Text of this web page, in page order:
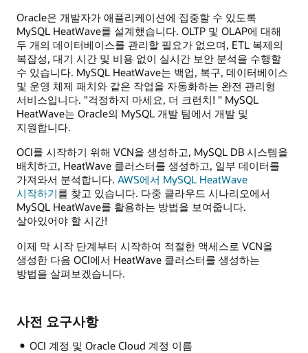
Oracle은 개발자가 애플리케이션에 집중할 수 있도록
MySQL HeatWave를 설계했습니다. OLTP 및 OLAP에 대해
두 개의 데이터베이스를 관리할 필요가 없으며, ETL 복제의
복잡성, 대기 시간 및 비용 없이 실시간 보안 분석을 수행할
수 있습니다. MySQL HeatWave는 백업, 복구, 데이터베이스
및 운영 체제 패치와 같은 작업을 자동화하는 완전 관리형
서비스입니다. "걱정하지 마세요, 더 크런치! " MySQL
HeatWave는 Oracle의 MySQL 개발 팀에서 개발 및
지원합니다.
OCI를 시작하기 위해 VCN을 생성하고, MySQL DB 시스템을
배치하고, HeatWave 클러스터를 생성하고, 일부 데이터를
가져와서 분석합니다. AWS에서 MySQL HeatWave
시작하기를 찾고 있습니다. 다중 클라우드 시나리오에서
MySQL HeatWave를 활용하는 방법을 보여줍니다.
살아있어야 할 시간!
이제 막 시작 단계부터 시작하여 적절한 액세스로 VCN을
생성한 다음 OCI에서 HeatWave 클러스터를 생성하는
방법을 살펴보겠습니다.
사전 요구사항
OCI 계정 및 Oracle Cloud 계정 이름